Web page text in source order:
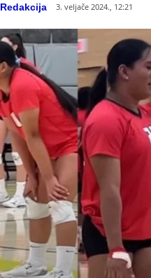
Redakcija 3. veljače 2024., 12:21